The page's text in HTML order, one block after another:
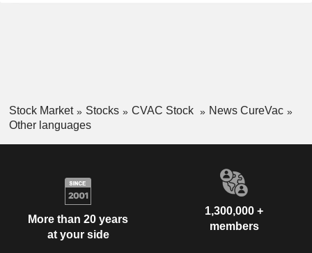
Stock Market Stocks CVAC Stock
News CureVac
Other languages
More than 20 years
at your side
1,300,000 +
members